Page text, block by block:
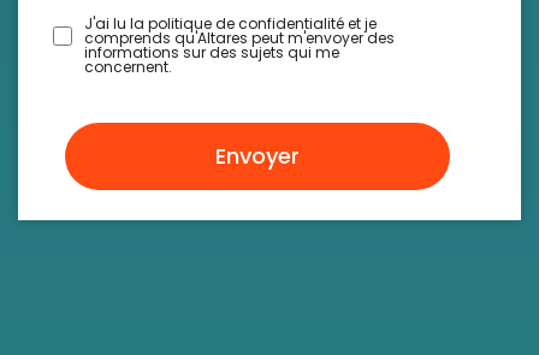
J'ai lu la politique de confidentialité et je
comprends qu'Altares peut m'envoyer des
informations sur des sujets qui me
concernent.
Envoyer